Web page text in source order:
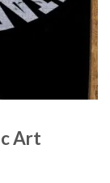
Art